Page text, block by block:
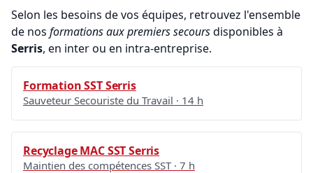
Selon les besoins de vos équipes, retrouvez l'ensemble
de nos formations aux premiers secoursdisponibles à
Serris, en inter ou en intra-entreprise.
Formation SST Serris
Sauveteur Secouriste du Travail · 14 h
Recyclage MAC SST Serris
Maintien des compétences SST · 7 h